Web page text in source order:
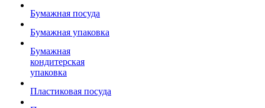
Бумажная посуда
Бумажная упаковка
Бумажная
кондитерская
упаковка
Пластиковая посуда